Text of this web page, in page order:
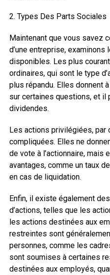
2. Types Des Parts Sociales
Maintenant que vous savez
d’une entreprise,
disponibles. Les plus
ordinaires, qui sont le type
plus répandu. Elles donnent
sur certaines questions, et il
dividendes.
Les actions privilégiées, par
compliquées. Elles ne
de vote à l’actionnaire, mais
avantages, comme un taux
en cas de liquidation.
Enfin, il existe également
d’actions, telles que les
les actions destinées aux
restreintes sont
personnes, comme les
sont soumises à certaines
destinées aux employés,